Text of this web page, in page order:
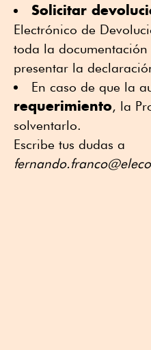
Solicitar
Electrónico de
toda la
presentar la
En caso de que la
requerimiento, la
solventarlo.
Escribe tus dudas a